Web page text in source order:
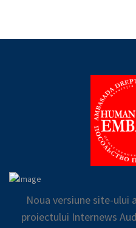
Noua versiune site-ului
proiectului Internews